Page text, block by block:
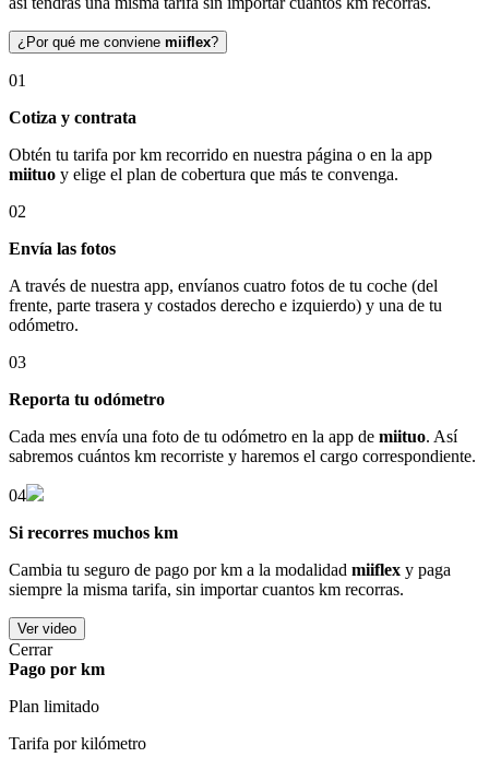
¿Por qué me conviene miiflex?
01
Cotiza y contrata
Obtén tu tarifa por km recorrido en nuestra página o en la app
miituo y elige el plan de cobertura que más te convenga.
02
Envía las fotos
A través de nuestra app, envíanos cuatro fotos de tu coche (del
frente, parte trasera y costados derecho e izquierdo) y una de tu
odómetro.
03
Reporta tu odómetro
Cada mes envía una foto de tu odómetro en la app de miituo. Así
sabremos cuántos km recorriste y haremos el cargo correspondiente.
04
Si recorres muchos km
Cambia tu seguro de pago por km a la modalidad miiflex y paga
siempre la misma tarifa, sin importar cuantos km recorras.
Ver video
Cerrar
Pago por km
Plan limitado
Tarifa por kilómetro